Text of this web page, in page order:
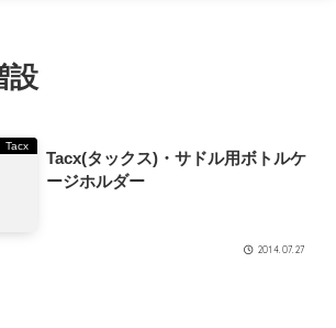
設
Tacx
Tacx(タックス)・サドル用ボトルケ
ージホルダー
2014.07.27